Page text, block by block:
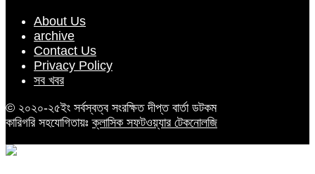
About Us
archive
Contact Us
Privacy Policy
সব খবর
© ২০২০-২৫ইং সর্বস্বত্ব সংরক্ষিত দীপ্ত বার্তা ডটকম
কারিগরি সহযোগিতায়ঃক্লাসিক সফটওয়্যার টেকনোলজি